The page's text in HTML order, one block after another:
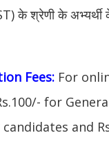
के श्रेणी के
Fees: For
for
and